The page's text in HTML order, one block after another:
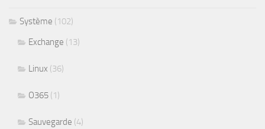
Système (102)
Exchange (13)
Linux (36)
O365 (1)
Sauvegarde (4)